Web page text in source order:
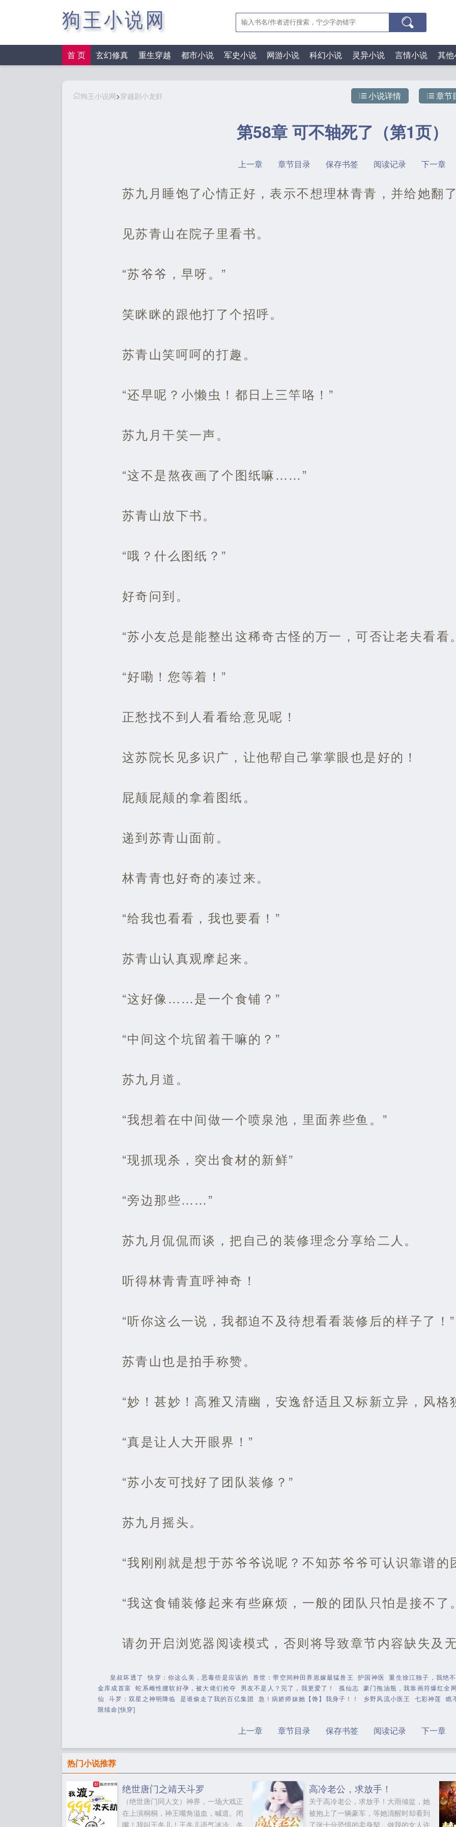
狗王小说网
首 页 玄幻修真 重生穿越 都市小说 军史小说 网游小说 科幻小说 灵异小说 言情小说 其
狗王小说网>穿越剧小龙虾 章节
小说详情
第58章 可不轴死了（第1页）
上一章 章节目录 保存书签 阅读记录 下一章
苏九月睡饱了心情正好，表示不想理林青青，并给她翻
见苏青山在院子里看书。
“苏爷爷，早呀。”
笑眯眯的跟他打了个招呼。
苏青山笑呵呵的打趣。
“还早呢？小懒虫！都日上三竿咯！”
苏九月干笑一声。
“这不是熬夜画了个图纸嘛……”
苏青山放下书。
“哦？什么图纸？”
好奇问到。
“苏小友总是能整出这稀奇古怪的万一，可否让老夫看看
“好嘞！您等着！”
正愁找不到人看看给意见呢！
这苏院长见多识广，让他帮自己掌掌眼也是好的！
屁颠屁颠的拿着图纸。
递到苏青山面前。
林青青也好奇的凑过来。
“给我也看看，我也要看！”
苏青山认真观摩起来。
“这好像……是一个食铺？”
“中间这个坑留着干嘛的？”
苏九月道。
“我想着在中间做一个喷泉池，里面养些鱼。”
“现抓现杀，突出食材的新鲜”
“旁边那些……”
苏九月侃侃而谈，把自己的装修理念分享给二人。
听得林青青直呼神奇！
“听你这么一说，我都迫不及待想看看装修后的样子了！”
苏青山也是拍手称赞。
“妙！甚妙！高雅又清幽，安逸舒适且又标新立异，风格
“真是让人大开眼界！”
“苏小友可找好了团队装修？”
苏九月摇头。
“我刚刚就是想于苏爷爷说呢？不知苏爷爷可认识靠谱的
“我这食铺装修起来有些麻烦，一般的团队只怕是接不了
请勿开启浏览器阅读模式，否则将导致章节内容缺失及
皇叔坏透了 快穿：你这么美，恶毒些是应该的 兽世：带空间种田养崽嫁最猛兽王 护国神医
重生徐江独子，我绝
金库成首富
蛇系雌性腰软好孕，被大佬们抢夺 男友不是人？完了，我更爱了！ 孤仙志 豪门拖油瓶，我靠画符爆红全
仙
斗罗：双星之神明降临 是谁偷走了我的百亿集团 急！病娇师妹她【馋】我身子！！ 乡野风流小医王 七彩神莲 瞧
限续命[快穿]
上一章 章节目录 保存书签 阅读记录 下一章
热门小说推荐
绝世唐门之靖天斗罗
（绝世唐门同人文）神界，一场大戏正
在上演桐桐，神王嘴角溢血，喊道。闭
嘴！我叫王冬儿！王冬儿语气冰冷。冬
高冷老公，求放手！
关于高冷老公，求放手！大雨倾盆，她
被抱上了一辆豪车，等她清醒时却看到
了张十分恐惧的卖身契。做我的女人许